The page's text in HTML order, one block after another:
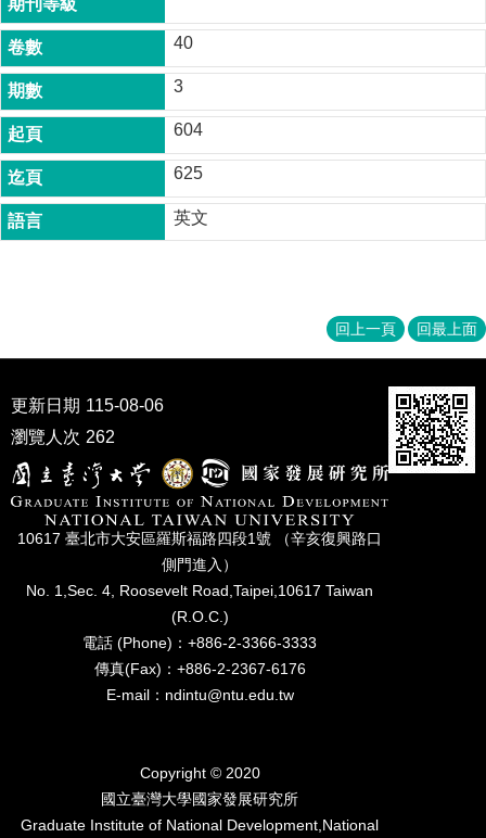
碩
士
班
在
職
專
班
學
家
展
研
究
期
刊
口
專
40
3
604
625
英文
回上一頁 回最上面
更新日期 115-08-06
瀏覽人次 262
10617 臺北市⼤安區羅斯福路四段1號 （辛亥復興路⼝
側⾨進入）
No. 1,Sec. 4, Roosevelt Road,Taipei,10617 Taiwan
(R.O.C.)
電話 (Phone)：+886-2-3366-3333
傳真(Fax)：+886-2-2367-6176
E-mail：ndintu@ntu.edu.tw
Copyright © 2020
國立臺灣⼤學國家發展研究所
Graduate Institute of National Development,National